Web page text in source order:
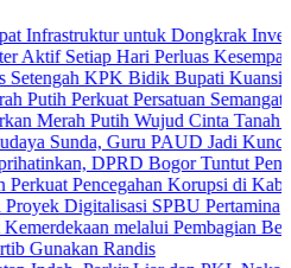
untuk Dongkrak Investasi
Hari Perluas Kesempatan Kerja
KPK Bidik Bupati Kuansing
Persatuan Semangat
Putih Wujud Cinta Tanah Air
Guru PAUD Jadi Kunci
DPRD Bogor Tuntut Penanganan
Korupsi di Kabupaten
SPBU Pertamina
melalui Pembagian Bendera
Randis